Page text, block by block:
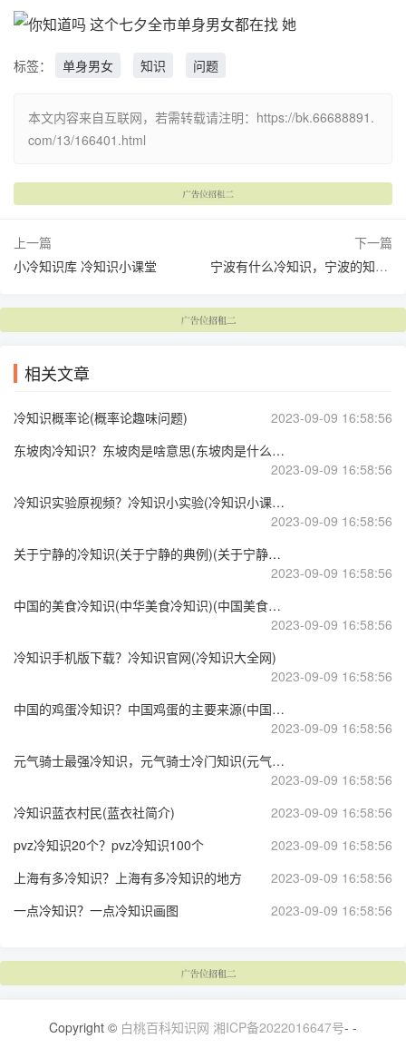
标签： 单身男女 知识 问题
本文内容来自互联网，若需转载请注明：https://bk.66688891.
com/13/166401.html
上一篇
小冷知识库 冷知识小课堂
下一篇
宁波有什么冷知识，宁波的知识(宁波俗称)
相关文章
冷知识概率论(概率论趣味问题)
2023-09-09 16:58:56
东坡肉冷知识？东坡肉是啥意思(东坡肉是什么地方的一道菜)
2023-09-09 16:58:56
冷知识实验原视频？冷知识小实验(冷知识小课堂)
2023-09-09 16:58:56
关于宁静的冷知识(关于宁静的典例)(关于宁静的片段)
2023-09-09 16:58:56
中国的美食冷知识(中华美食冷知识)(中国美食详解)
2023-09-09 16:58:56
冷知识手机版下载？冷知识官网(冷知识大全网)
2023-09-09 16:58:56
中国的鸡蛋冷知识？中国鸡蛋的主要来源(中国鸡蛋产地)
2023-09-09 16:58:56
元气骑士最强冷知识，元气骑士冷门知识(元气骑士冷门角色)
2023-09-09 16:58:56
冷知识蓝衣村民(蓝衣社简介)
2023-09-09 16:58:56
pvz冷知识20个？pvz冷知识100个
2023-09-09 16:58:56
上海有多冷知识？上海有多冷知识的地方
2023-09-09 16:58:56
一点冷知识？一点冷知识画图
2023-09-09 16:58:56
Copyright © 白桃百科知识网 湘ICP备2022016647号- -